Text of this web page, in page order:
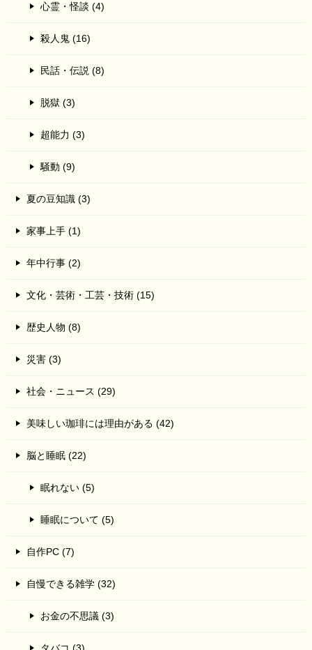
心霊・怪談 (4)
殺人鬼 (16)
民話・伝説 (8)
脱獄 (3)
超能力 (3)
騒動 (9)
夏の豆知識 (3)
家事上手 (1)
年中行事 (2)
文化・芸術・工芸・技術 (15)
歴史人物 (8)
災害 (3)
社会・ニュース (29)
美味しい珈琲には理由がある (42)
脳と睡眠 (22)
眠れない (5)
睡眠について (5)
自作PC (7)
自慢できる雑学 (32)
お金の不思議 (3)